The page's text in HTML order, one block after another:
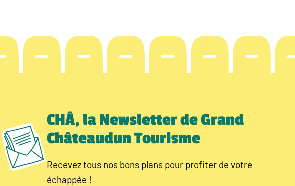
CHÂ, la Newsletter de Grand
Châteaudun Tourisme
Recevez tous nos bons plans pour profiter de votre
échappée !